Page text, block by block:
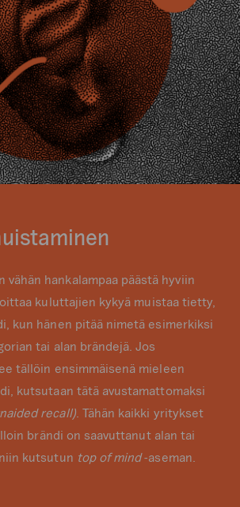
vähän hankalampaa päästä hyviin
kuluttajien kykyä muistaa tietty,
kun hänen pitää nimetä esimerkiksi
tai alan brändejä. Jos
tällöin ensimmäisenä mieleen
kutsutaan tätä avustamattomaksi
recall). Tähän kaikki yritykset
brändi on saavuttanut alan tai
kutsutun top of mind-aseman.